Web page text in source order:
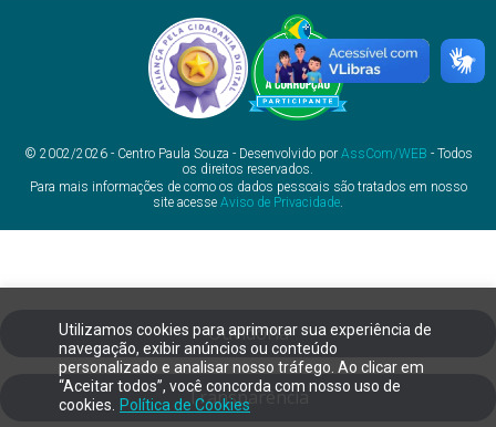
Utilizamos cookies para aprimorar sua experiência de
navegação, exibir anúncios ou conteúdo
personalizado e analisar nosso tráfego. Ao clicar em
“Aceitar todos”, você concorda com nosso uso de
cookies.
Política de Cookies
© 2002/2026 - Centro Paula Souza - Desenvolvido por AssCom/WEB - Todos
os direitos reservados.
Para mais informações de como os dados pessoais são tratados em nosso
site acesse Aviso de Privacidade.
Ouvidoria
Transparência